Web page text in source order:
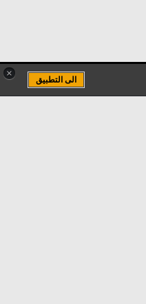
×
الى التطبيق